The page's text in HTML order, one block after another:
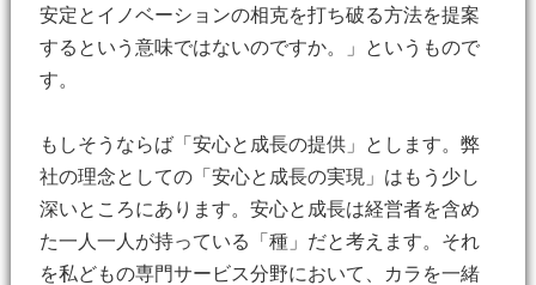
安定とイノベーションの相克を打ち破る方法を提案
するという意味ではないのですか。」というもので
す。
もしそうならば「安心と成長の提供」とします。弊
社の理念としての「安心と成長の実現」はもう少し
深いところにあります。安心と成長は経営者を含め
た一人一人が持っている「種」だと考えます。 それ
を私どもの専門サービス分野において、カラを一緒